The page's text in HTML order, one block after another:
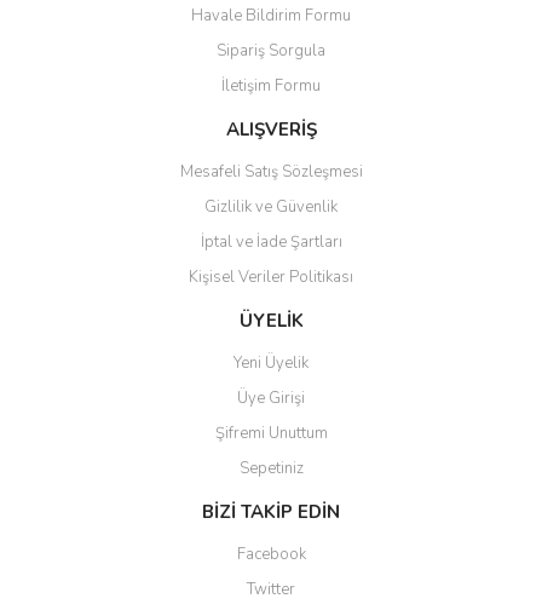
Ürün açıklamasında eksik bilgiler bulunuyor.
Ürün bilgilerinde hatalar bulunuyor.
Ürün fiyatı diğer sitelerden daha pahalı.
Bu ürüne benzer farklı alternatifler olmalı.
Gönder
Havale Bildirim Formu
Sipariş Sorgula
İletişim Formu
ALIŞVERİŞ
Mesafeli Satış Sözleşmesi
Gizlilik ve Güvenlik
İptal ve İade Şartları
Kişisel Veriler Politikası
ÜYELİK
Yeni Üyelik
Üye Girişi
Şifremi Unuttum
Sepetiniz
BİZİ TAKİP EDİN
Facebook
Twitter